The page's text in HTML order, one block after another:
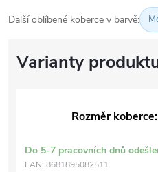
Další oblíbené koberce v barvě:
Rozměr
Do 5-7 pracovních dnů
EAN: 8681895082511